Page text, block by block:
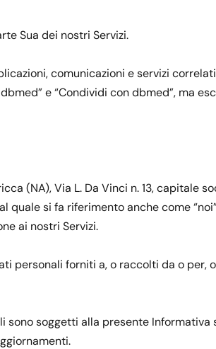
Sua dei nostri Servizi.
comunicazioni e servizi
e “Condividi con dbmed”, ma
(NA), Via L. Da Vinci n. 13, capitale
si fa riferimento anche come
ai nostri Servizi.
personali forniti a, o raccolti da o per,
sono soggetti alla presente Informativa